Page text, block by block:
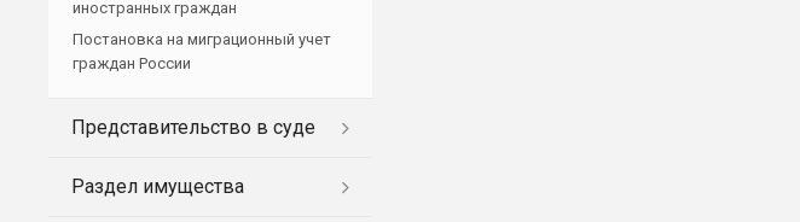
иностранных граждан
Постановка на миграционный учет
граждан России
Представительство в суде
Раздел имущества